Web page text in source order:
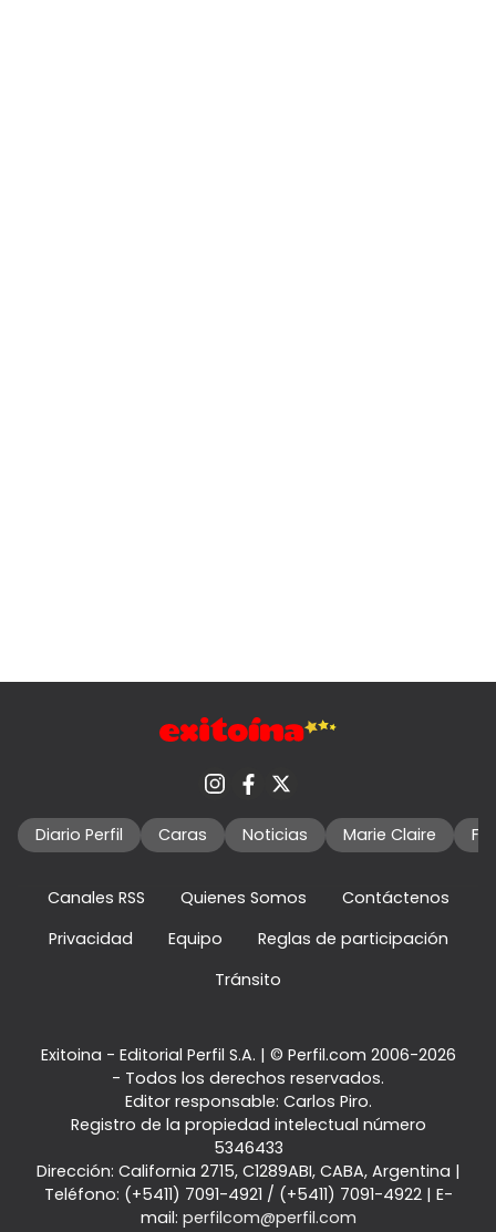
Diario Perfil Caras Noticias Marie Claire
Canales RSS Quienes Somos
Contáctenos
Privacidad
Equipo
Reglas de participación
Tránsito
Exitoina - Editorial Perfil S.A. | © Perfil.com 2006-2026
- Todos los derechos reservados.
Editor responsable: Carlos Piro.
Registro de la propiedad intelectual número
5346433
Dirección: California 2715, C1289ABI, CABA, Argentina |
Teléfono: (+5411) 7091-4921 / (+5411) 7091-4922| E-
mail: perfilcom@perfil.com